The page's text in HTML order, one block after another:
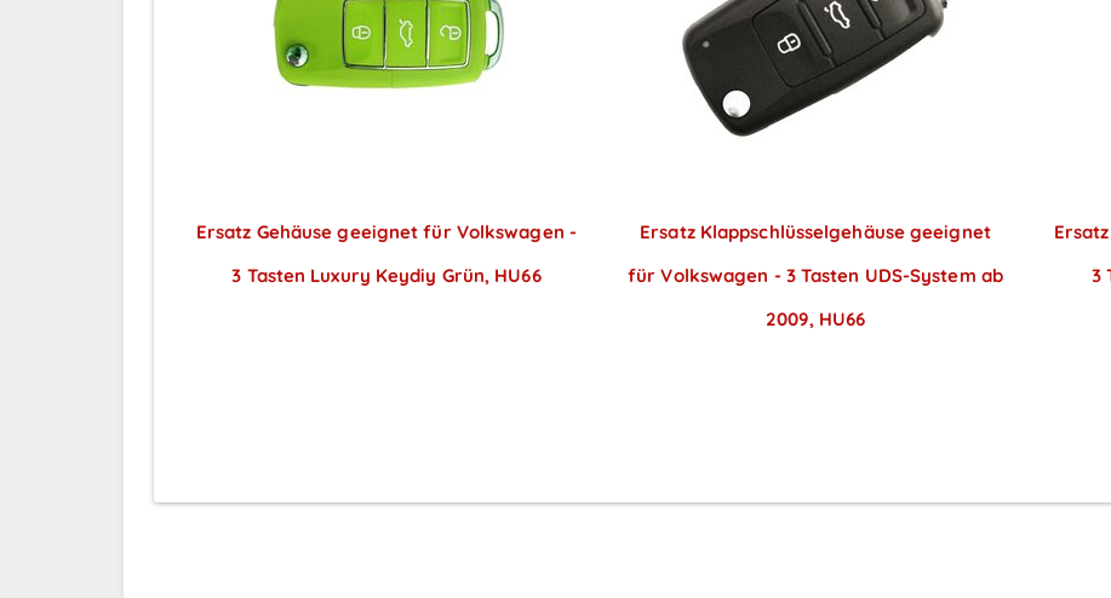
Ersatz Gehäuse geeignet für Volkswagen -
3 Tasten Luxury Keydiy Grün, HU66
Ersatz Klappschlüsselgehäuse geeignet
für Volkswagen - 3 Tasten UDS-System ab
2009, HU66
3